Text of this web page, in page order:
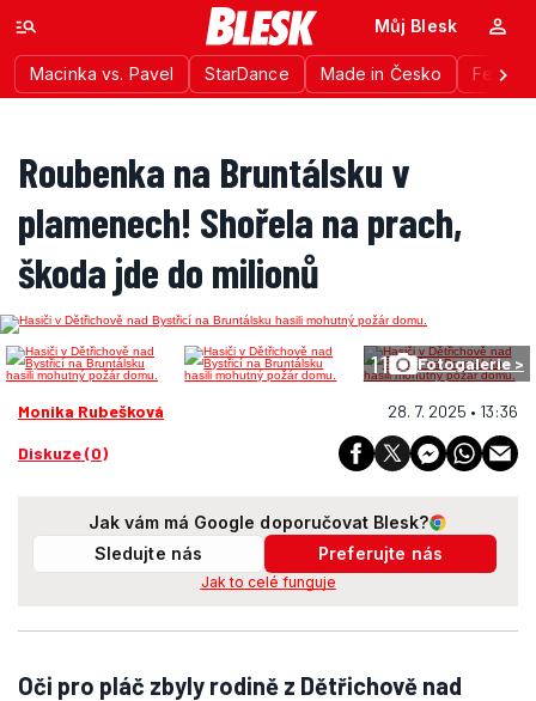
Macinka vs. Pavel StarDance Made in Česko
Můj Blesk
Roubenka na Bruntálsku v
plamenech! Shořela na prach,
škoda jde do milionů
11 Fotogalerie >
Monika Rubešková 28. 7. 2025 • 13:36
Diskuze (0)
Jak vám má Google doporučovat Blesk?
Sledujte nás
Preferujte nás
Jak to celé funguje
Oči pro pláč zbyly rodině z Dětřichově nad